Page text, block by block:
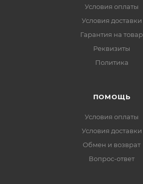
Условия оплаты
Условия доставки
Гарантия на товар
Реквизиты
Политика
ПОМОЩЬ
Условия оплаты
Условия доставки
Обмен и возврат
Вопрос-ответ